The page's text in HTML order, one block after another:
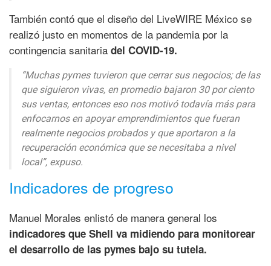
También contó que el diseño del LiveWIRE México se
realizó justo en momentos de la pandemia por la
contingencia sanitaria del COVID-19.
“Muchas pymes tuvieron que cerrar sus negocios; de las
que siguieron vivas, en promedio bajaron 30 por ciento
sus ventas, entonces eso nos motivó todavía más para
enfocarnos en apoyar emprendimientos que fueran
realmente negocios probados y que aportaron a la
recuperación económica que se necesitaba a nivel
local”, expuso.
Indicadores de progreso
Manuel Morales enlistó de manera general los
indicadores que Shell va midiendo para monitorear
el desarrollo de las pymes bajo su tutela.